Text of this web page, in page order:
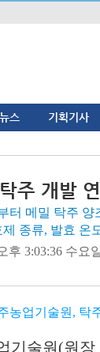
스 기획기사
주 개발
터 메밀 탁주
종류, 발효 온
후 3:03:36 수요
농업기술원, 탁
기술원 (원장